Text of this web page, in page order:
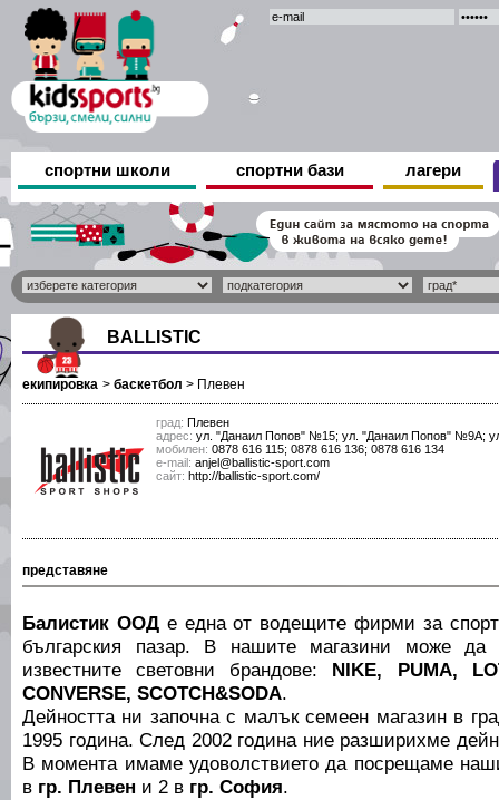
спортни школи спортни бази лагери
BALLISTIC
екипировка > баскетбол > Плевен
град: Плевен
адрес: ул. "Данаил Попов" №15; ул. "Данаил Попов" №9А;
мобилен: 0878 616 115; 0878 616 136; 0878 616 134
е-mail: anjel@ballistic-sport.com
сайт: http://ballistic-sport.com/
представяне
Балистик ООДе една от водещите фирми за
българския пазар. В нашите магазини може
известните световни брандове: NIKE, PUMA,
CONVERSE, SCOTCH&SODA.
Дейността ни започна с малък семеен магазин в
1995 година. След 2002 година ние разширихме
В момента имаме удоволствието да посрещаме
в гр. Плевен и 2 в гр. София.